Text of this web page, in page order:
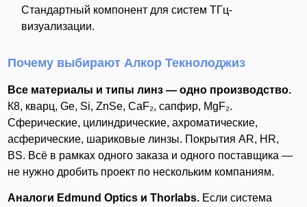
Стандартный компонент для систем ТГц-
визуализации.
Почему выбирают Алкор Текнолоджиз
Все материалы и типы линз — одно производство.
К8, кварц, Ge, Si, ZnSe, CaF₂, сапфир, MgF₂.
Сферические, цилиндрические, ахроматические,
асферические, шариковые линзы. Покрытия AR, HR,
BS. Всё в рамках одного заказа и одного поставщика —
не нужно дробить проект по нескольким компаниям.
Аналоги Edmund Optics и Thorlabs. Если система